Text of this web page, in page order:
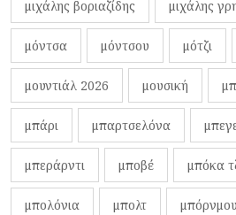
μιχάλης βοριαζίδης μιχάλης
μόντσα μόντσου μότζι
μουντιάλ 2026 μουσική
μπάρι μπαρτσελόνα
μπεράρντι μποβέ μπόκα
μπολόνια μπολτ